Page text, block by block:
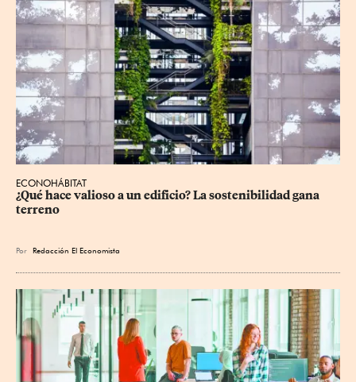
ECONOHÁBITAT
¿Qué hace valioso a un edificio? La sostenibilidad gana
terreno
Por Redacción El Economista